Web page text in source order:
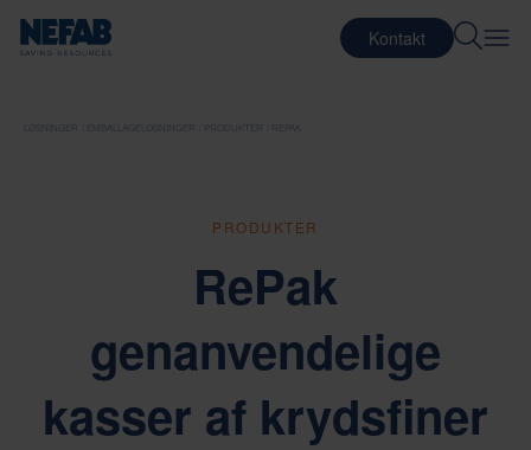
Kontakt
EMBALLAGELØSNINGER REPAK
PRODUKTER
RePak
genanvendelige
kasser af krydsfiner